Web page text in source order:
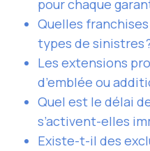
pour chaque
Quelles
types de sinistres
Les extensions
d’emblée ou
Quel est le délai
s’activent-elles
Existe-t-il des